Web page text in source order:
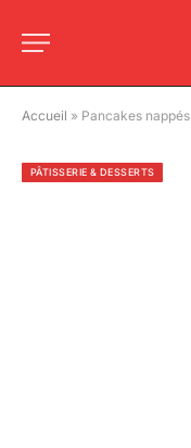
Accueil » Pancakes nappés
PÂTISSERIE & DESSERTS